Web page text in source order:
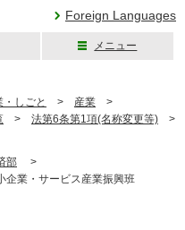
Foreign Languages
メニュー
しごと > 産業 >
> 法第6条第1項(名称変更等) >
部 >
企業・サービス産業振興班